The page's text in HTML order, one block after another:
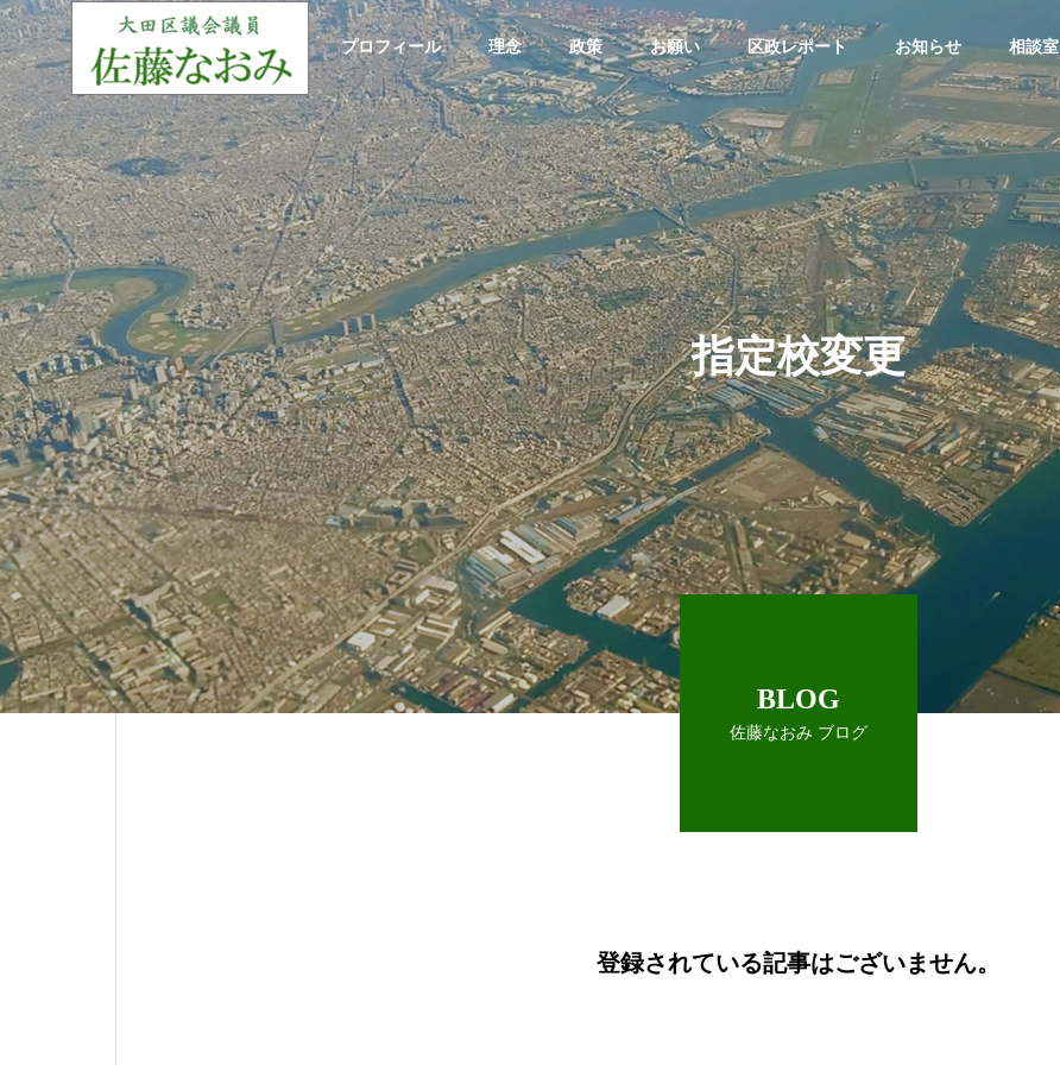
ホーム プロフィール 理念 政策 お願い 区政レポート お知らせ 相談室
理念
Philosophy
GREETING
ご挨拶
BASIC PRINCIPLE
基本理念
Social Contributions
社会貢献
政策
Policy
Single Mother
シングルマザー
支援
Large Family
多子世帯支援
Disability Chi
ldren Support
障害のある子ど
も支援
お役立ち情報
Useful information
み/令
会（1
大田区議会質疑
大田区議会議員：寺下なおみ/令
和7年予算特別委員会（令和7年3
月18日/審査第7日 款別質疑）
大田区議会質疑
大田区議会議員：寺下なおみ/令
和7年予算特別委員会（令和7年3
月17日/審査第6日 款別質疑）
大田区議会質疑
大田区議会議員：寺下なおみ/令
和7年予算特別委員会（令和7年3
月12日/審査第4日 款別質疑）
指定校変更
BLOG
佐藤なおみ ブログ
登録されている記事はございません。